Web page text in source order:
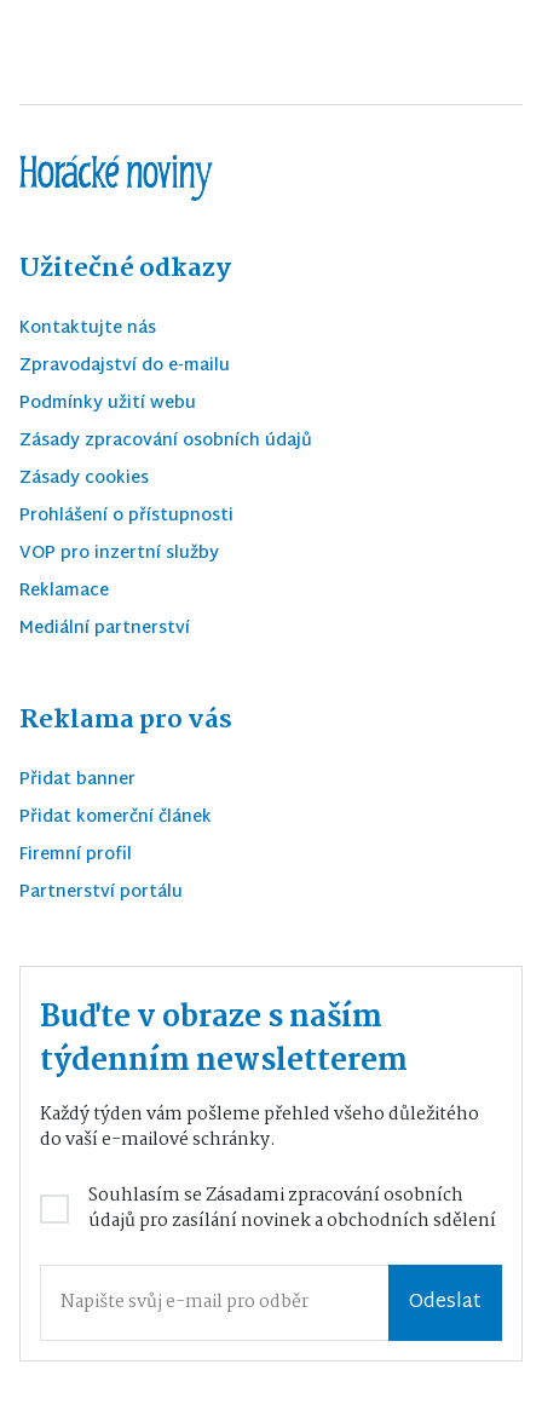
Užitečné odkazy
Kontaktujte nás
Zpravodajství do e-mailu
Podmínky užití webu
Zásady zpracování osobních údajů
Zásady cookies
Prohlášení o přístupnosti
VOP pro inzertní služby
Reklamace
Mediální partnerství
Reklama pro vás
Přidat banner
Přidat komerční článek
Firemní profil
Partnerství portálu
Buďte v obraze s naším
týdenním newsletterem
Každý týden vám pošleme přehled všeho důležitého
do vaší e-mailové schránky.
Souhlasím seZásadami zpracování osobních
údajůpro zasílání novinek a obchodních sdělení
Odeslat